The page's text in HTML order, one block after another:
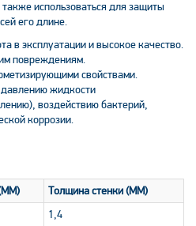
использоваться для защиты
его длине.
в эксплуатации и высокое качество.
повреждениям.
свойствами.
давлению жидкости
воздействию бактерий,
коррозии.
Толщина стенки (MM)
1,4